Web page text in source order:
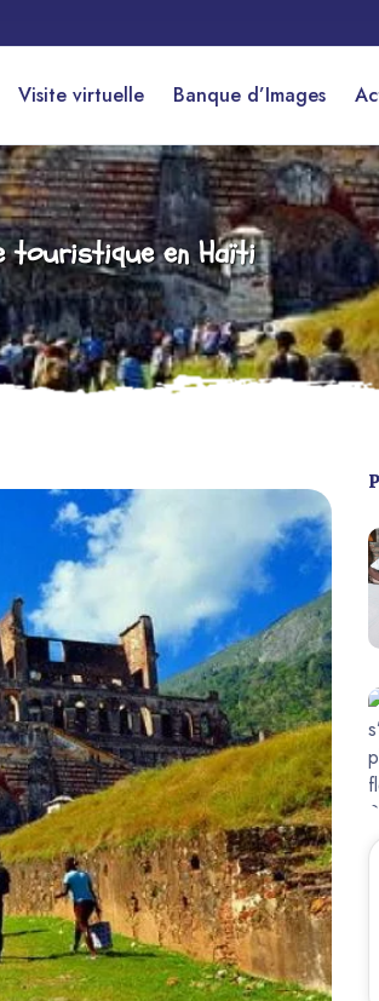
Visite virtuelle Banque d’Images
touristique en Haïti